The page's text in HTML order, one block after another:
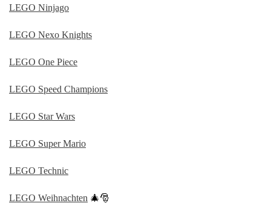
LEGO Ninjago
LEGO Nexo Knights
LEGO One Piece
LEGO Speed Champions
LEGO Star Wars
LEGO Super Mario
LEGO Technic
LEGO Weihnachten 🎄🎅